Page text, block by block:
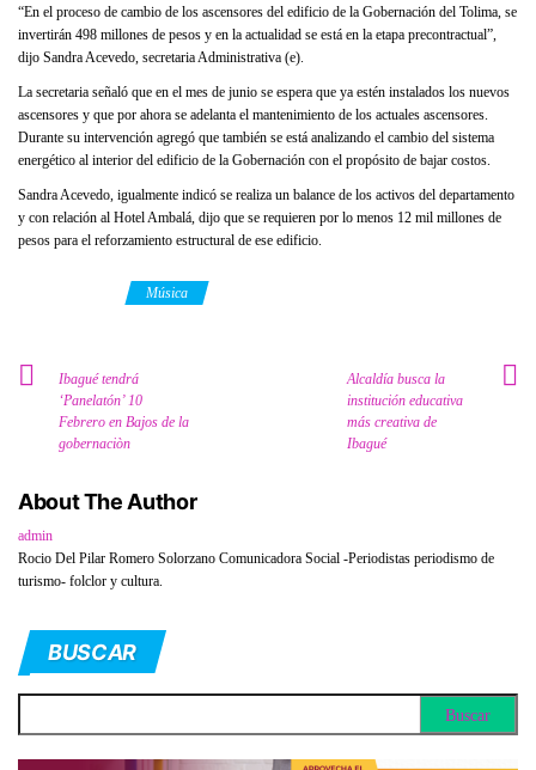
“En el proceso de cambio de los ascensores del edificio de la Gobernación del Tolima, se
invertirán 498 millones de pesos y en la actualidad se está en la etapa precontractual”,
dijo Sandra Acevedo, secretaria Administrativa (e).
La secretaria señaló que en el mes de junio se espera que ya estén instalados los nuevos
ascensores y que por ahora se adelanta el mantenimiento de los actuales ascensores.
Durante su intervención agregó que también se está analizando el cambio del sistema
energético al interior del edificio de la Gobernación con el propósito de bajar costos.
Sandra Acevedo, igualmente indicó se realiza un balance de los activos del departamento
y con relación al Hotel Ambalá, dijo que se requieren por lo menos 12 mil millones de
pesos para el reforzamiento estructural de ese edificio.
Música
Ibagué tendrá
‘Panelatón’ 10
Febrero en Bajos de la
gobernaciòn
Alcaldía busca la
institución educativa
más creativa de
Ibagué
About The Author
admin
Rocio Del Pilar Romero Solorzano Comunicadora Social -Periodistas periodismo de
turismo- folclor y cultura.
BUSCAR